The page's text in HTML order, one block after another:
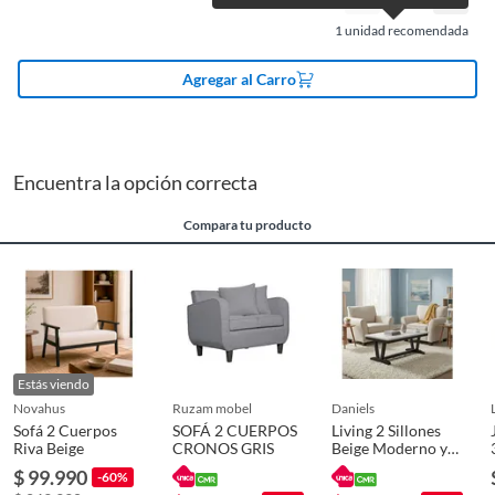
Productos en combo No
72.6 cm
Profundidad 67 cm
Nivelación de altura
Garantía 6 meses
1unidad recomendada
Agregar al Carro
Encuentra la opción correcta
Compara tu producto
Estás viendo
novahus
Sofá 2 Cuerpos
Riva Beige
$ 99.990 -60%
ruzam mobel
SOFÁ 2 CUERPOS
CRONOS GRIS
daniels
Living 2 Sillones
Beige Moderno y
Elegante New
Charlotte + Mesa